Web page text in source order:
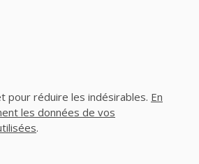
pour réduire les indésirables. En
les données de vos
.